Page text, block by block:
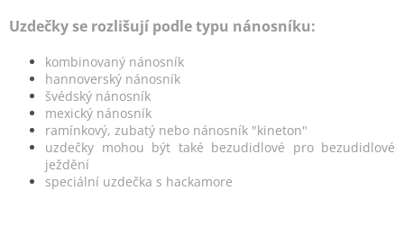
Uzdečky se rozlišují podle typu nánosníku:
kombinovaný nánosník
hannoverský nánosník
švédský nánosník
mexický nánosník
ramínkový, zubatý nebo nánosník "kineton"
uzdečky mohou být také bezudidlové pro bezudidlové
ježdění
speciální uzdečka s hackamore